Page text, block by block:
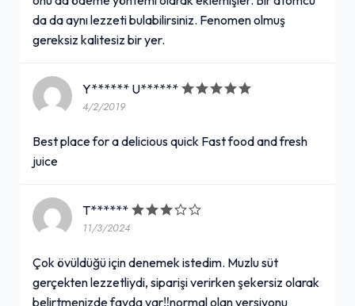
da da aynı lezzeti bulabilirsiniz. Fenomen olmuş
gereksiz kalitesiz bir yer.
Y****** U******
4/2/2019
Best place for a delicious quick Fast food and fresh
juice
T******
11/3/2024
Çok övüldüğü için denemek istedim. Muzlu süt
gerçekten lezzetliydi, siparişi verirken şekersiz olarak
belirtmenizde fayda var‼️normal olan versiyonu